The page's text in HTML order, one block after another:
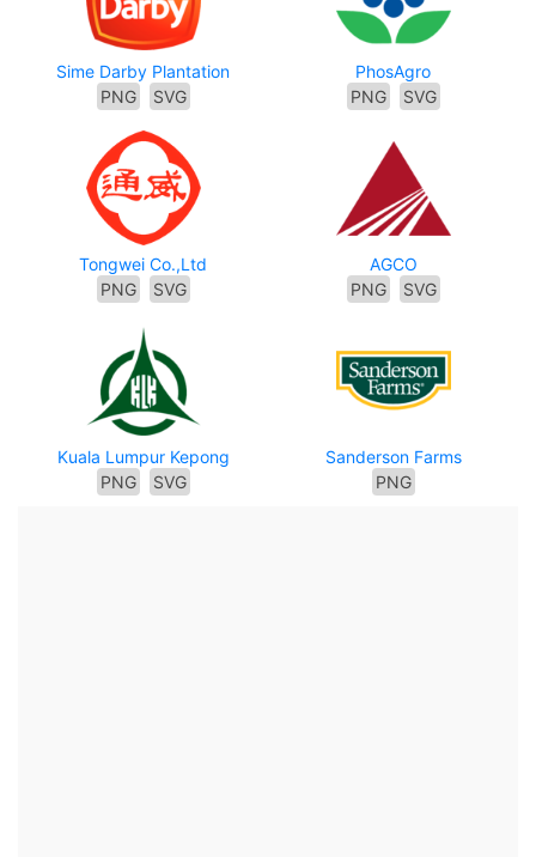
Sime Darby Plantation
PNG
SVG
PhosAgro
PNG
SVG
Tongwei Co.,Ltd
PNG
SVG
AGCO
PNG
SVG
Kuala Lumpur Kepong
PNG
SVG
Sanderson Farms
PNG